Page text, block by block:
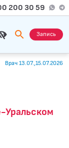
200 30 59
Запись
Врач 13.07.,15.07.2026
Уральском